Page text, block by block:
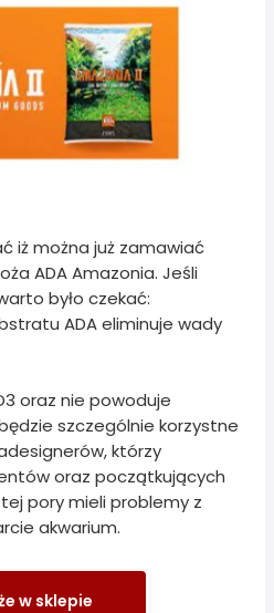
iż można już zamawiać
ADA Amazonia. Jeśli
było czekać:
ADA eliminuje wady
oraz nie powoduje
szczególnie korzystne
którzy
oraz początkujących
pory mieli problemy z
akwarium.
w sklepie